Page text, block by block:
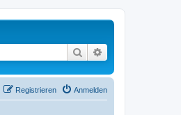
Suche
Anmelden
Registrieren